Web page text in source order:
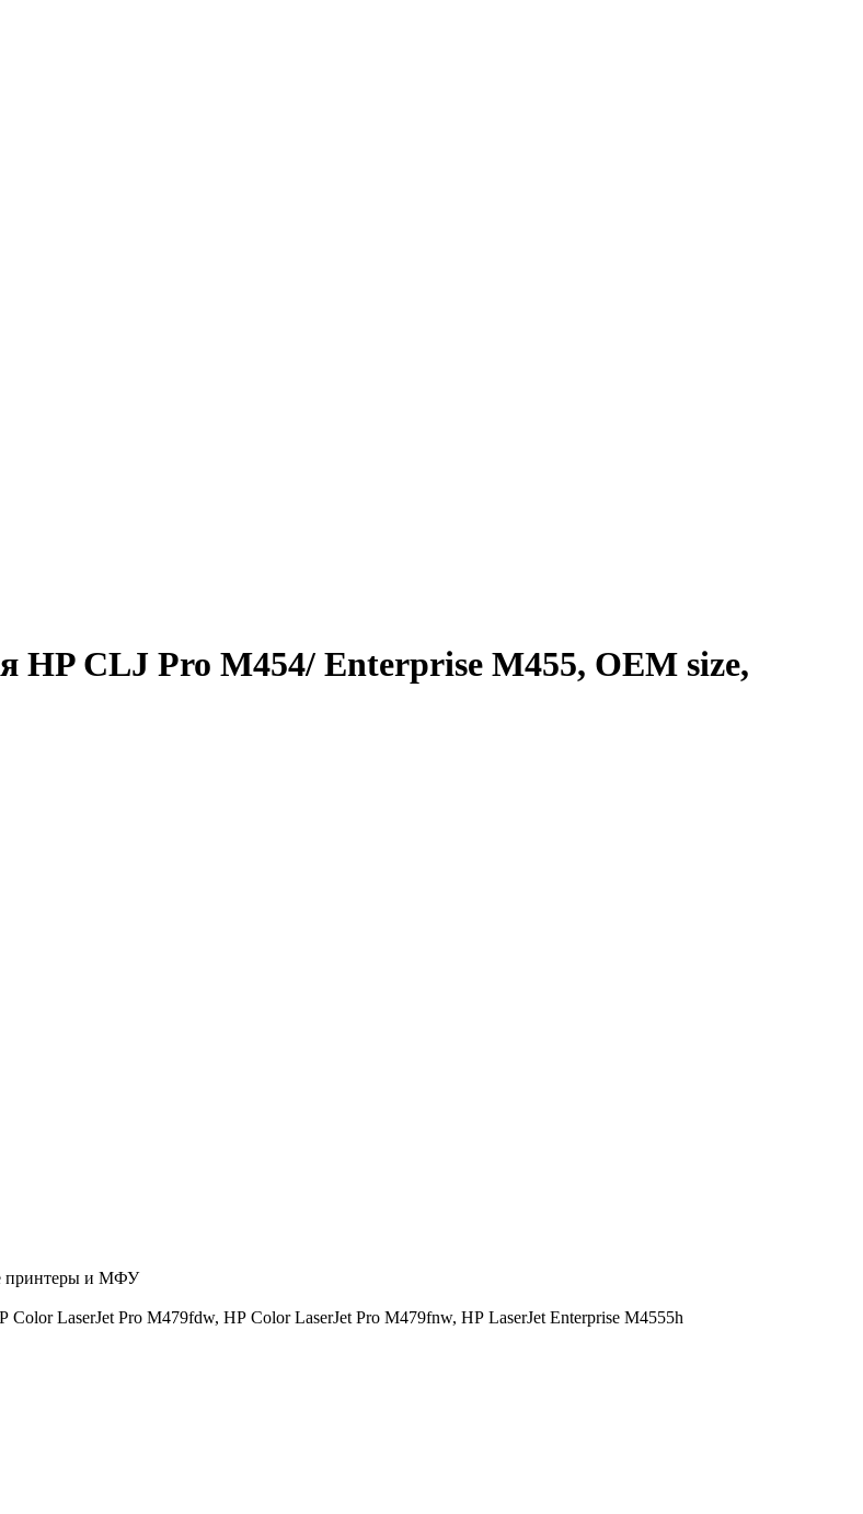
CLJ Pro M454/ Enterprise M455, OEM size,
принтеры и МФУ
Color LaserJet Pro M479fdw, HP Color LaserJet Pro M479fnw, HP LaserJet Enterprise M4555h